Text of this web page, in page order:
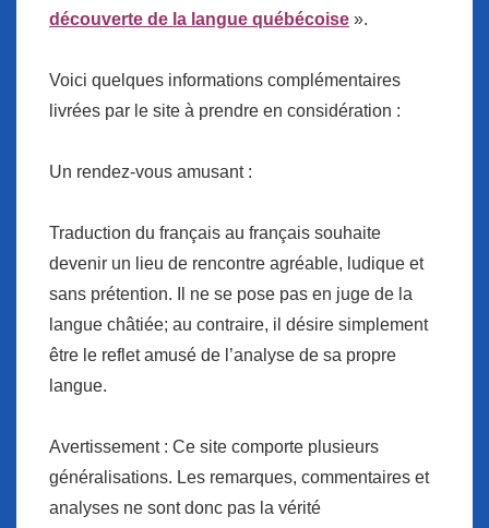
découverte de la langue québécoise ».
Voici quelques informations complémentaires
livrées par le site à prendre en considération :
Un rendez-vous amusant :
Traduction du français au français souhaite
devenir un lieu de rencontre agréable, ludique et
sans prétention. Il ne se pose pas en juge de la
langue châtiée; au contraire, il désire simplement
être le reflet amusé de l’analyse de sa propre
langue.
Avertissement : Ce site comporte plusieurs
généralisations. Les remarques, commentaires et
analyses ne sont donc pas la vérité